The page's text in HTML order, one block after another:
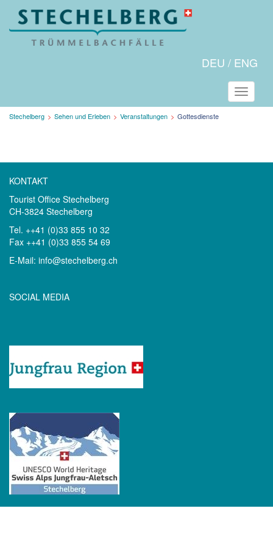
DEU
ENG
Stechelberg Sehen und Erleben Veranstaltungen
Aktuelle
Gottesdienste
KONTAKT
Tourist Office Stechelberg
CH-3824 Stechelberg
Tel. ++41 (0)33 855 10 32
Fax ++41 (0)33 855 54 69
E-Mail: info@stechelberg.ch
SOCIAL MEDIA